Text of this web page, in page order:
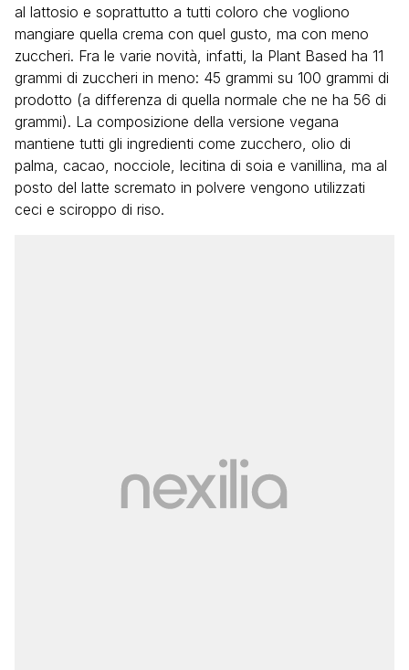
al lattosio e soprattutto a tutti coloro che vogliono
mangiare quella crema con quel gusto, ma con meno
zuccheri. Fra le varie novità, infatti, la Plant Based ha 11
grammi di zuccheri in meno: 45 grammi su 100 grammi di
prodotto (a differenza di quella normale che ne ha 56 di
grammi). La composizione della versione vegana
mantiene tutti gli ingredienti come zucchero, olio di
palma, cacao, nocciole, lecitina di soia e vanillina, ma al
posto del latte scremato in polvere vengono utilizzati
ceci e sciroppo di riso.